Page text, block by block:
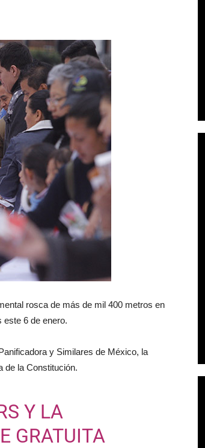
rosca de más de mil 400 metros en
este 6 de enero.
y Similares de México, la
de la Constitución.
Y LA
GRATUITA